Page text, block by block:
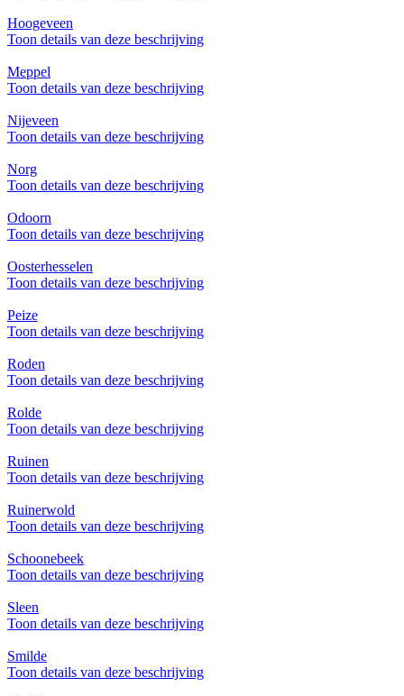
Hoogeveen
Toon details van deze beschrijving
Meppel
Toon details van deze beschrijving
Nijeveen
Toon details van deze beschrijving
Norg
Toon details van deze beschrijving
Odoorn
Toon details van deze beschrijving
Oosterhesselen
Toon details van deze beschrijving
Peize
Toon details van deze beschrijving
Roden
Toon details van deze beschrijving
Rolde
Toon details van deze beschrijving
Ruinen
Toon details van deze beschrijving
Ruinerwold
Toon details van deze beschrijving
Schoonebeek
Toon details van deze beschrijving
Sleen
Toon details van deze beschrijving
Smilde
Toon details van deze beschrijving